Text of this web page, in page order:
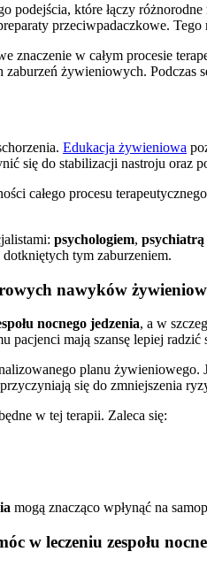
podejścia, które łączy
przeciwpadaczkowe.
znaczenie w całym procesie
żywieniowych. Podczas
Edukacja żywieniowa
się do stabilizacji nastroju oraz
całego procesu
psychologiem, psychiatrą
tym zaburzeniem.
nawyków
nocnego jedzenia, a w
mają szansę lepiej
planu żywieniowego.
się do zmniejszenia
w tej terapii. Zaleca się:
mogą znacząco wpłynąć na
w leczeniu zespołu